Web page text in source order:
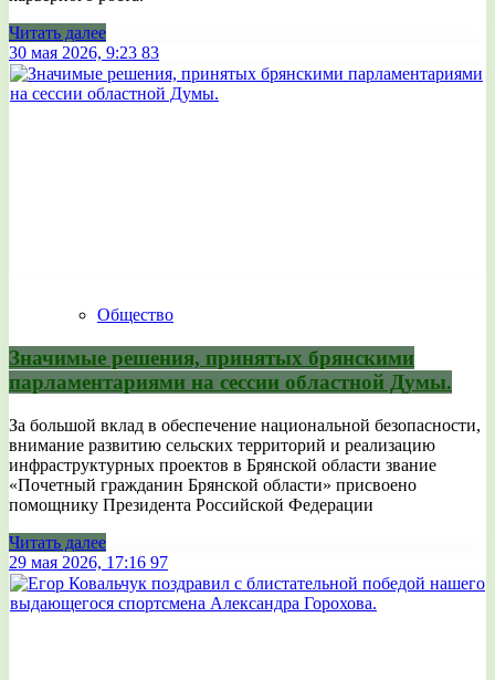
Читать далее
30 мая 2026, 9:23 83
Общество
Значимые решения, принятых брянскими
парламентариями на сессии областной Думы.
За большой вклад в обеспечение национальной безопасности,
внимание развитию сельских территорий и реализацию
инфраструктурных проектов в Брянской области звание
«Почетный гражданин Брянской области» присвоено
помощнику Президента Российской Федерации
Читать далее
29 мая 2026, 17:16 97